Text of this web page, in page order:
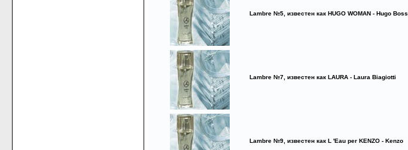
Lambre №5, известен как HUGO WOMAN - Hugo Boss
Lambre №7, известен как LAURA - Laura Biagiotti
Lambre №9, известен как L 'Eau per KENZO - Kenzo